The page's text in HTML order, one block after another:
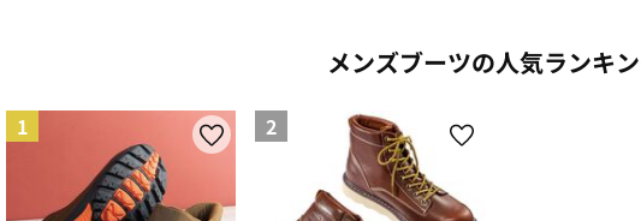
メンズブーツの人気ランキ
1 2